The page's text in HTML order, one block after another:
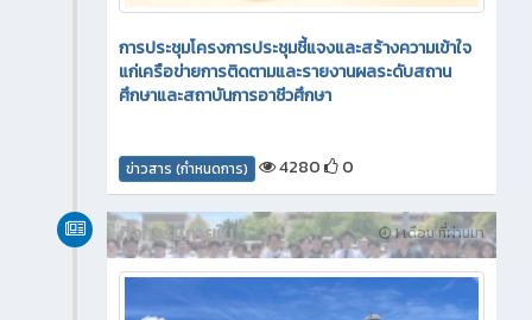
การประชุมโครงการประชุมชี้แจงและสร้างความเข้าใจ
แก่เครือข่ายการติดตามและรายงานผลระดับสถาน
ศึกษาและสถาบันการอาชีวศึกษา
ข่าวสาร (กำหนดการ) 4280 0
1 เดือน ที่ผ่านมา
กิจกรรมภายใน